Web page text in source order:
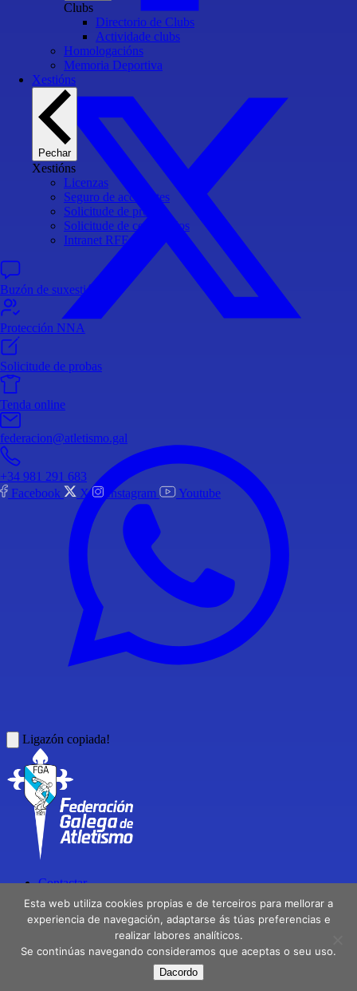
Clubs
Directorio de Clubs
Actividade clubs
Homologacións
Memoria Deportiva
Xestións
Pechar
Xestións
Licenzas
Seguro de accidentes
Solicitude de probas
Solicitude de certificados
Intranet RFEA
Buzón de suxestións
Protección NNA
Solicitude de probas
Tenda online
federacion@atletismo.gal
+34 981 291 683
Facebook
X Instagram Youtube
Ligazón copiada!
Contactar
Directorio
Delegacións
Política de privacidade
Instagram Youtube
Esta web utiliza cookies propias e de terceiros para mellorar a
experiencia de navegación, adaptarse ás túas preferencias e
realizar labores analíticos.
Se continúas navegando consideramos que aceptas o seu uso.
Dacordo